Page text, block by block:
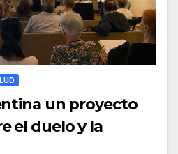
un proyecto
el duelo y la